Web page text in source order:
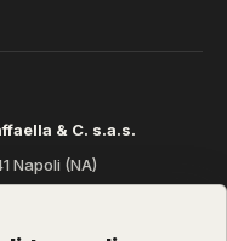
& C. s.a.s.
Napoli (NA)